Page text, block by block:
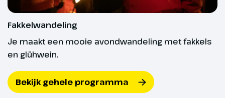
Fakkelwandeling
Je maakt een mooie avondwandeling met fakkels
en glühwein.
Bekijk gehele programma
eindpunt is een gezellige
rustplaats en krijg je een uniek